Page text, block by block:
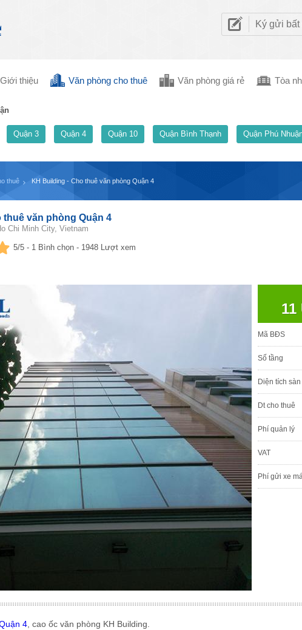
Ký gửi
Giới thiệu Văn phòng cho thuê Văn phòng giá rẻ Tòa
Quận 3 Quận 4 Quận 10 Quận Bình Thạnh Quận Phú
thuê KH Building - Cho thuê văn phòng Quận 4
thuê văn phòng Quận 4
Chi Minh City, Vietnam
5/5 - 1 Bình chọn - 1948 Lượt xem
11
Mã BĐS
Số tầng
Diện tích sàn
Dt cho thuê
Phí quản lý
VAT
Phí gửi xe
4 , cao ốc văn phòng KH Building.